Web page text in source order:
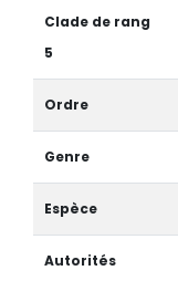
Clade de rang
5
Ordre
Genre
Espèce
Autorités